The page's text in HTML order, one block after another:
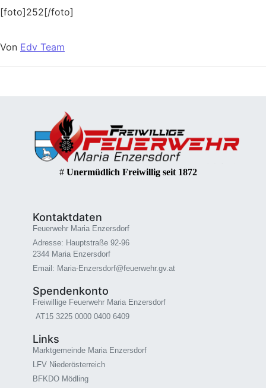
[foto]252[/foto]
Von Edv Team
# Unermüdlich Freiwillig seit 1872
Kontaktdaten
Feuerwehr Maria Enzersdorf
Adresse: Hauptstraße 92-96
2344 Maria Enzersdorf
Email: Maria-Enzersdorf@feuerwehr.gv.at
Spendenkonto
Freiwillige Feuerwehr Maria Enzersdorf
AT15 3225 0000 0400 6409
Links
Marktgemeinde Maria Enzersdorf
LFV Niederösterreich
BFKDO Mödling